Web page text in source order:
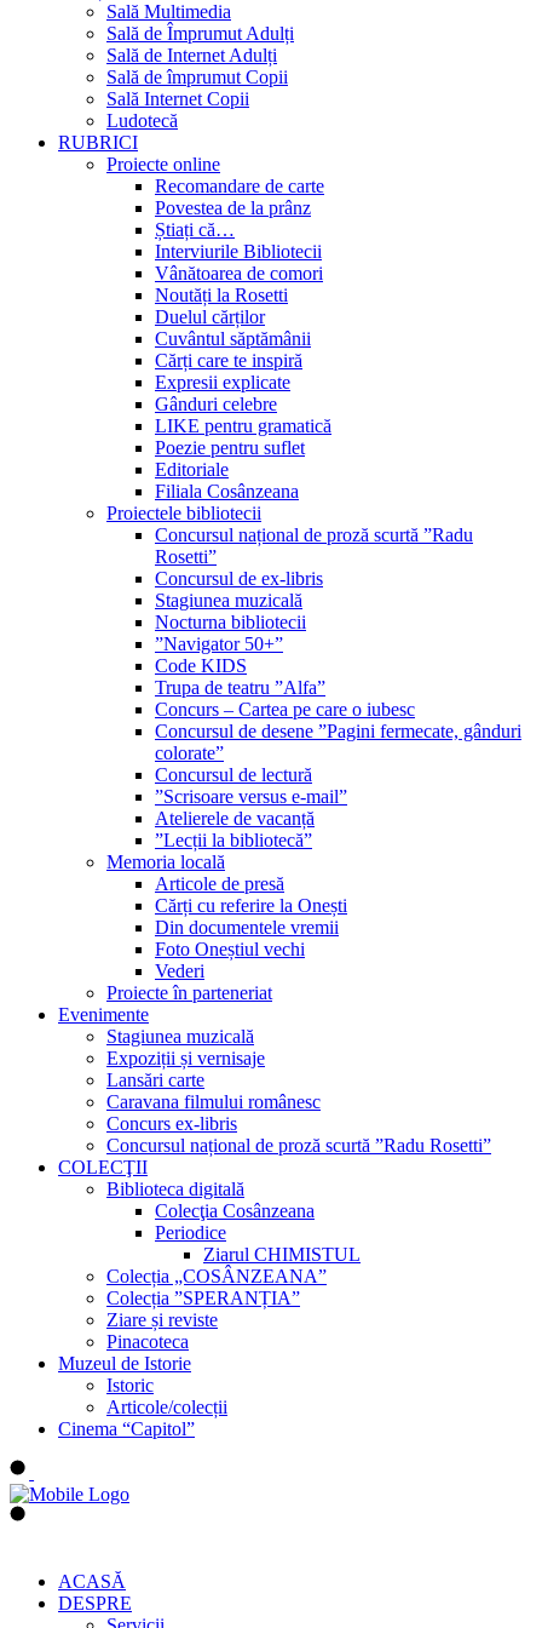
Sală Multimedia
Sală de Împrumut Adulți
Sală de Internet Adulți
Sală de împrumut Copii
Sală Internet Copii
Ludotecă
RUBRICI
Proiecte online
Recomandare de carte
Povestea de la prânz
Știați că…
Interviurile Bibliotecii
Vânătoarea de comori
Noutăți la Rosetti
Duelul cărților
Cuvântul săptămânii
Cărți care te inspiră
Expresii explicate
Gânduri celebre
LIKE pentru gramatică
Poezie pentru suflet
Editoriale
Filiala Cosânzeana
Proiectele bibliotecii
Concursul național de proză scurtă ”Radu
Rosetti”
Concursul de ex-libris
Stagiunea muzicală
Nocturna bibliotecii
”Navigator 50+”
Code KIDS
Trupa de teatru ”Alfa”
Concurs – Cartea pe care o iubesc
Concursul de desene ”Pagini fermecate, gânduri
colorate”
Concursul de lectură
”Scrisoare versus e-mail”
Atelierele de vacanță
”Lecții la bibliotecă”
Memoria locală
Articole de presă
Cărți cu referire la Onești
Din documentele vremii
Foto Oneștiul vechi
Vederi
Proiecte în parteneriat
Evenimente
Stagiunea muzicală
Expoziții și vernisaje
Lansări carte
Caravana filmului românesc
Concurs ex-libris
Concursul național de proză scurtă ”Radu Rosetti”
COLECŢII
Biblioteca digitală
Colecţia Cosânzeana
Periodice
Ziarul CHIMISTUL
Colecția „COSÂNZEANA”
Colecția ”SPERANȚIA”
Ziare și reviste
Pinacoteca
Muzeul de Istorie
Istoric
Articole/colecții
Cinema “Capitol”
ACASĂ
DESPRE